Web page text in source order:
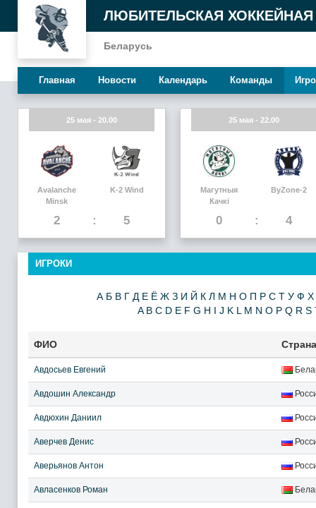
ЛЮБИТЕЛЬСКАЯ ХОККЕЙНАЯ
Беларусь
Главная Новости Календарь Команды
25 мая - 20.00
Avalanche
Minsk
2
K-2 Wind
5
25 мая - 22.00
Магутныя
Качкi
0
ByZone-2
4
ИГРОКИ
А Б В Г Д Е Ё Ж З И Й К Л М Н О П Р С Т У Ф Х
A B C D E F G H I J K L M N O P Q R S
ФИО Страна
Авдосьев Евгений
Авдошин Александр
Авдюхин Даниил
Аверчев Денис
Аверьянов Антон
Авласенков Роман